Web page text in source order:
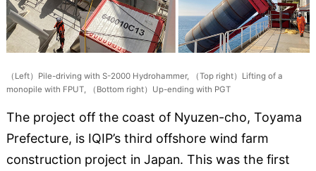
（Left）Pile-driving with S-2000 Hydrohammer, （Top right）Lifting of a
monopile with FPUT, （Bottom right）Up-ending with PGT
The project off the coast of Nyuzen-cho, Toyama
Prefecture, is IQIP’s third offshore wind farm
construction project in Japan. This was the first